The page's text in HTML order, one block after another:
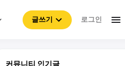
글쓰기 로그인
커뮤니티 인기글